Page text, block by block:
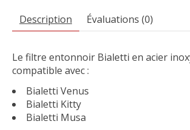
Description Évaluations (0)
Le filtre entonnoir Bialetti en acier
compatible avec :
Bialetti Venus
Bialetti Kitty
Bialetti Musa